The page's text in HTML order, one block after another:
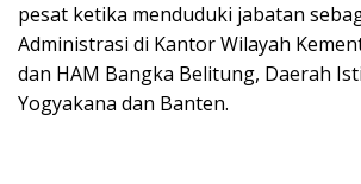
pesat ketika menduduki jabatan
Administrasi di Kantor Wilayah
dan HAM Bangka Belitung, Daerah
Yogyakana dan Banten.